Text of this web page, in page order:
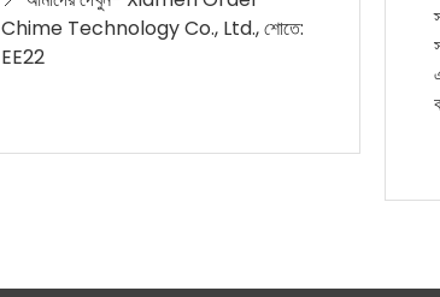
Chime Technology Co., Ltd., শোতে:
EE22